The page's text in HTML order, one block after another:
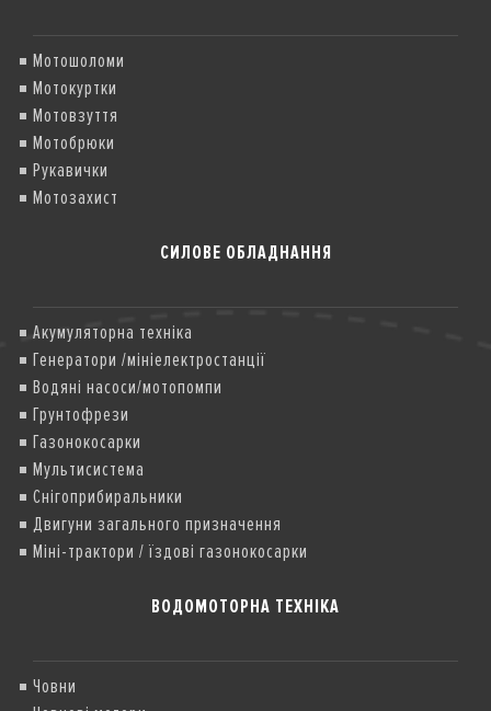
Мотошоломи
Мотокуртки
Мотовзуття
Мотобрюки
Рукавички
Мотозахист
СИЛОВЕ ОБЛАДНАННЯ
Акумуляторна техніка
Генератори /мініелектростанції
Водяні насоси/мотопомпи
Грунтофрези
Газонокосарки
Мультисистема
Снігоприбиральники
Двигуни загального призначення
Міні-трактори / їздові газонокосарки
ВОДОМОТОРНА ТЕХНІКА
Човни